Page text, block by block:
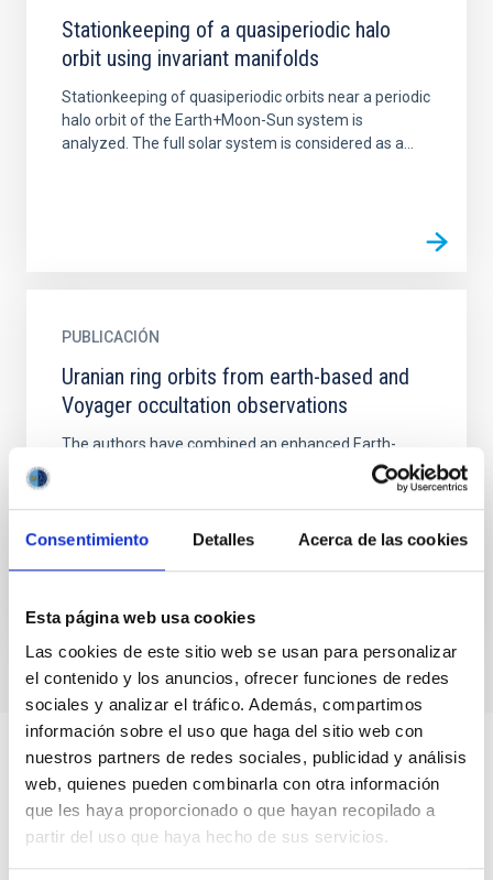
Consentimiento Detalles Acerca de las cookies
Esta página web usa cookies
Las cookies de este sitio web se usan para personalizar
el contenido y los anuncios, ofrecer funciones de redes
sociales y analizar el tráfico. Además, compartimos
información sobre el uso que haga del sitio web con
nuestros partners de redes sociales, publicidad y análisis
web, quienes pueden combinarla con otra información
que les haya proporcionado o que hayan recopilado a
partir del uso que haya hecho de sus servicios.
Stationkeeping of a quasiperiodic halo
orbit using invariant manifolds
Stationkeeping of quasiperiodic orbits near a periodic
halo orbit of the Earth+Moon-Sun system is
analyzed. The full solar system is considered as a...
PUBLICACIÓN
Uranian ring orbits from earth-based and
Voyager occultation observations
The authors have combined an enhanced Earth-
based occultation data set and Voyager occultation
observations to determine a new solution for the ring
orbital...